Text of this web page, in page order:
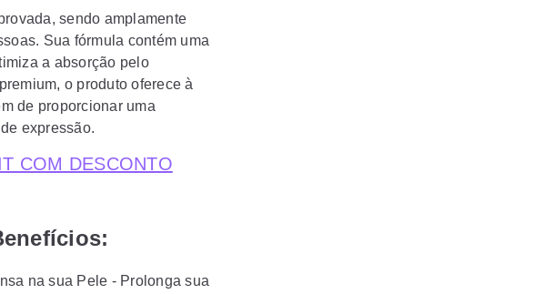
sendo amplamente
Sua fórmula contém uma
a absorção pelo
o produto oferece à
de proporcionar uma
expressão.
COM DESCONTO
na sua Pele - Prolonga sua